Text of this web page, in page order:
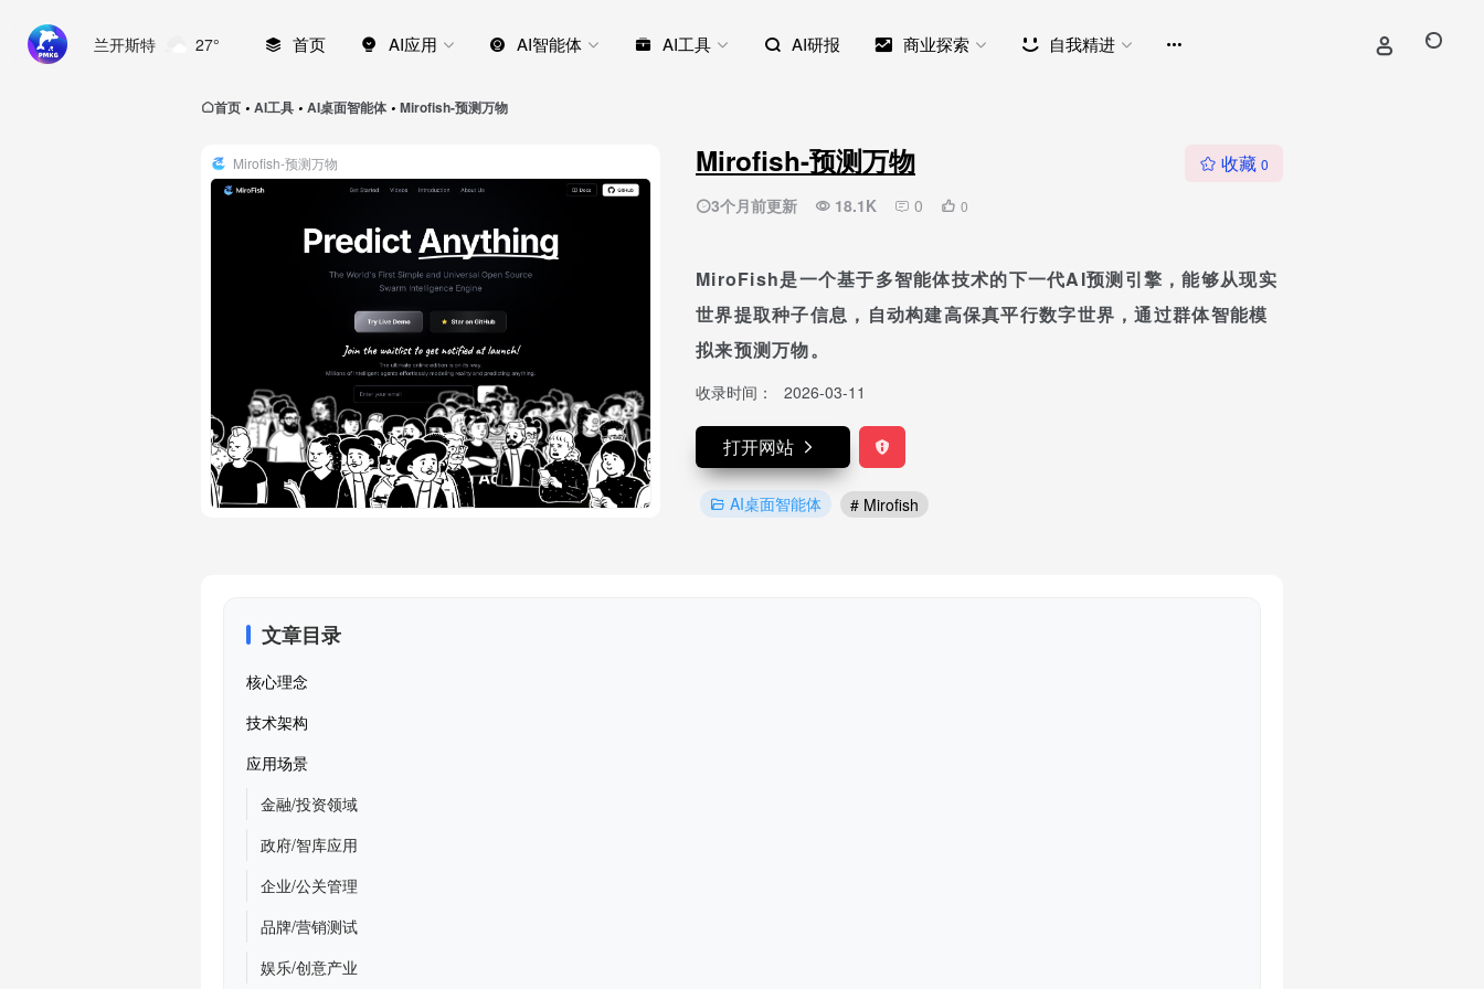
兰开斯特 27° 首页 AI应用 AI智能体 AI工具 AI研报 商业探索 自我精进
首页 • AI工具 • AI桌面智能体 • Mirofish-预测万物
Mirofish-预测万物
3个月前更新 18.1K 0 0
收藏 0
MiroFish是一个基于多智能体技术的下一代AI预测引擎，能够从现实
世界提取种子信息，自动构建高保真平行数字世界，通过群体智能模
拟来预测万物。
收录时间： 2026-03-11
打开网站
AI桌面智能体 # Mirofish
Mirofish-预测万物
文章目录
核心理念
技术架构
应用场景
金融/投资领域
政府/智库应用
企业/公关管理
品牌/营销测试
娱乐/创意产业